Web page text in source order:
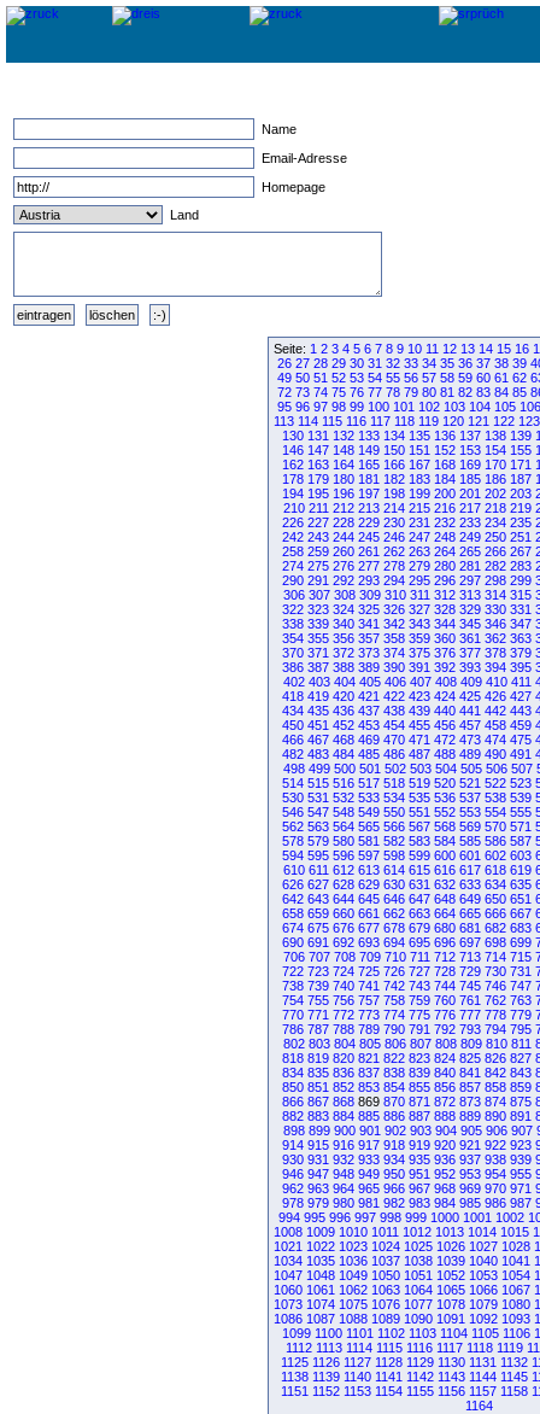
Name
Email-Adresse
Homepage
Land
Seite: 1 2 3 4 5 6 7 8 9 10 11 12 13 14 15 16
26 27 28 29 30 31 32 33 34 35 36 37 38 39
49 50 51 52 53 54 55 56 57 58 59 60 61 62
72 73 74 75 76 77 78 79 80 81 82 83 84 85
95 96 97 98 99 100 101 102 103 104 105 106
113 114 115 116 117 118 119 120 121 122 123
130 131 132 133 134 135 136 137 138 139
146 147 148 149 150 151 152 153 154 155
162 163 164 165 166 167 168 169 170 171
178 179 180 181 182 183 184 185 186 187
194 195 196 197 198 199 200 201 202 203
210 211 212 213 214 215 216 217 218 219
226 227 228 229 230 231 232 233 234 235
242 243 244 245 246 247 248 249 250 251
258 259 260 261 262 263 264 265 266 267
274 275 276 277 278 279 280 281 282 283
290 291 292 293 294 295 296 297 298 299
306 307 308 309 310 311 312 313 314 315
322 323 324 325 326 327 328 329 330 331
338 339 340 341 342 343 344 345 346 347
354 355 356 357 358 359 360 361 362 363
370 371 372 373 374 375 376 377 378 379
386 387 388 389 390 391 392 393 394 395
402 403 404 405 406 407 408 409 410 411
418 419 420 421 422 423 424 425 426 427
434 435 436 437 438 439 440 441 442 443
450 451 452 453 454 455 456 457 458 459
466 467 468 469 470 471 472 473 474 475
482 483 484 485 486 487 488 489 490 491
498 499 500 501 502 503 504 505 506 507
514 515 516 517 518 519 520 521 522 523
530 531 532 533 534 535 536 537 538 539
546 547 548 549 550 551 552 553 554 555
562 563 564 565 566 567 568 569 570 571
578 579 580 581 582 583 584 585 586 587
594 595 596 597 598 599 600 601 602 603
610 611 612 613 614 615 616 617 618 619
626 627 628 629 630 631 632 633 634 635
642 643 644 645 646 647 648 649 650 651
658 659 660 661 662 663 664 665 666 667
674 675 676 677 678 679 680 681 682 683
690 691 692 693 694 695 696 697 698 699
706 707 708 709 710 711 712 713 714 715
722 723 724 725 726 727 728 729 730 731
738 739 740 741 742 743 744 745 746 747
754 755 756 757 758 759 760 761 762 763
770 771 772 773 774 775 776 777 778 779
786 787 788 789 790 791 792 793 794 795
802 803 804 805 806 807 808 809 810 811
818 819 820 821 822 823 824 825 826 827
834 835 836 837 838 839 840 841 842 843
850 851 852 853 854 855 856 857 858 859
866 867 868 869 870 871 872 873 874 875
882 883 884 885 886 887 888 889 890 891
898 899 900 901 902 903 904 905 906 907
914 915 916 917 918 919 920 921 922 923
930 931 932 933 934 935 936 937 938 939
946 947 948 949 950 951 952 953 954 955
962 963 964 965 966 967 968 969 970 971
978 979 980 981 982 983 984 985 986 987
994 995 996 997 998 999 1000 1001 1002
1008 1009 1010 1011 1012 1013 1014 1015
1021 1022 1023 1024 1025 1026 1027 1028
1034 1035 1036 1037 1038 1039 1040 1041
1047 1048 1049 1050 1051 1052 1053 1054
1060 1061 1062 1063 1064 1065 1066 1067
1073 1074 1075 1076 1077 1078 1079 1080
1086 1087 1088 1089 1090 1091 1092 1093
1099 1100 1101 1102 1103 1104 1105 1106
1112 1113 1114 1115 1116 1117 1118 1119
1125 1126 1127 1128 1129 1130 1131 1132
1138 1139 1140 1141 1142 1143 1144 1145
1151 1152 1153 1154 1155 1156 1157 1158
1164